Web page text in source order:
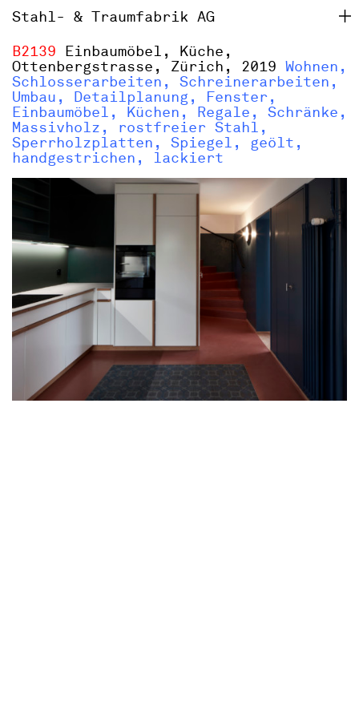
Stahl- & Traumfabrik AG
B2139 Einbaumöbel, Küche,
Ottenbergstrasse, Zürich, 2019 Wohnen,
Schlosserarbeiten, Schreinerarbeiten,
Umbau, Detailplanung, Fenster,
Einbaumöbel, Küchen, Regale, Schränke,
Massivholz, rostfreier Stahl,
Sperrholzplatten, Spiegel, geölt,
handgestrichen, lackiert